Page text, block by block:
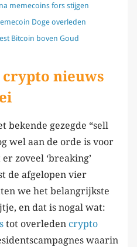
memecoins fors stijgen
Doge overleden
Bitcoin boven Goud
crypto nieuws
bekende gezegde “sell
wel aan de orde is voor
zoveel ‘breaking’
de afgelopen vier
we het belangrijkste
en dat is nogal wat:
tot overleden crypto
waarin